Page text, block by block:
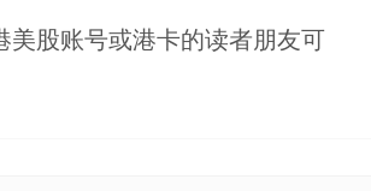
美股账号或港卡的读者朋友可